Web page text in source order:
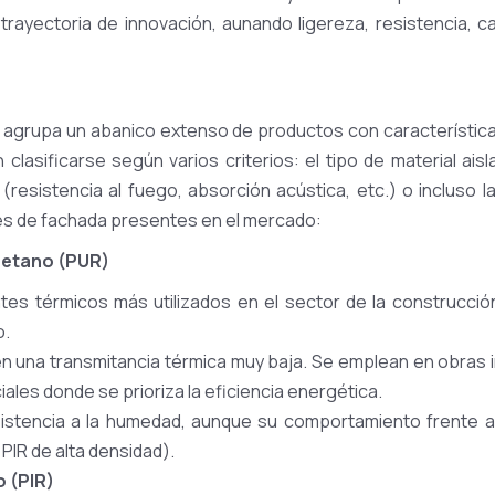
de innovación, aunando ligereza, resistencia,
agrupa un abanico extenso de productos con
según varios criterios: el tipo de material
al fuego, absorción acústica, etc.) o incluso
de fachada presentes en el mercado:
(PUR)
térmicos más utilizados en el sector de la
transmitancia térmica muy baja. Se emplean en
donde se prioriza la eficiencia energética.
a la humedad, aunque su comportamiento
de alta densidad).
(PIR)